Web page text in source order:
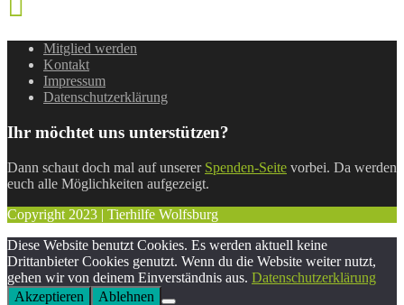
Mitglied werden
Kontakt
Impressum
Datenschutzerklärung
Ihr möchtet uns unterstützen?
Dann schaut doch mal auf unserer Spenden-Seite vorbei. Da werden
euch alle Möglichkeiten aufgezeigt.
Copyright 2023 | Tierhilfe Wolfsburg
Diese Website benutzt Cookies. Es werden aktuell keine
Drittanbieter Cookies genutzt. Wenn du die Website weiter nutzt,
gehen wir von deinem Einverständnis aus. Datenschutzerklärung
Akzeptieren
Ablehnen